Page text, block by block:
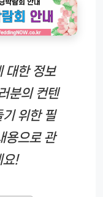
대한 정보
분의 컨텐
위한 필
용으로 관
요!